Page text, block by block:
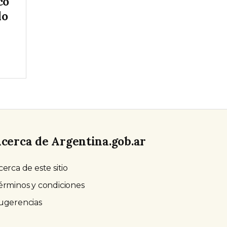
de Argentina.gob.ar
de este sitio
y condiciones